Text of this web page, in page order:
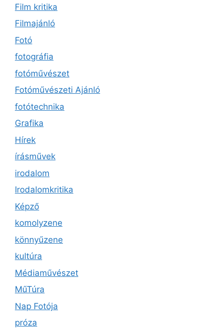
Film kritika
Filmajánló
Fotó
fotográfia
fotóművészet
Fotóművészeti Ajánló
fotótechnika
Grafika
Hírek
írásművek
irodalom
Irodalomkritika
Képző
komolyzene
könnyűzene
kultúra
Médiaművészet
MűTúra
Nap Fotója
próza